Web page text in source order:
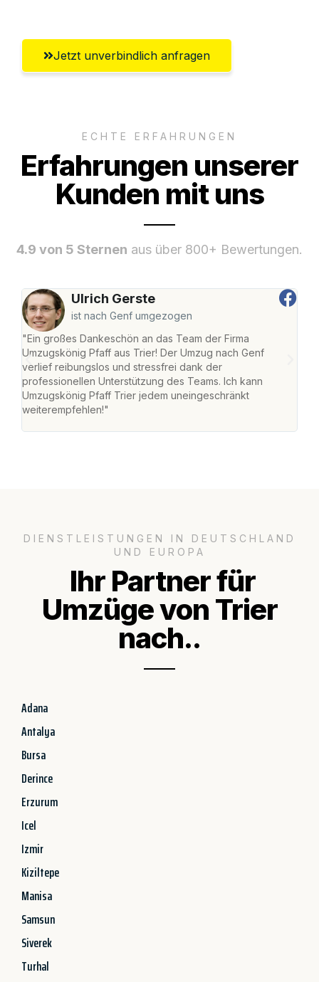
Jetzt unverbindlich anfragen
ECHTE ERFAHRUNGEN
Erfahrungen unserer
Kunden mit uns
4.9 von 5 Sternen aus über 800+ Bewertungen.
Ulrich Gerste
ist nach Genf umgezogen
"Ein großes Dankeschön an das Team der Firma
Umzugskönig Pfaff aus Trier! Der Umzug nach Genf
verlief reibungslos und stressfrei dank der
professionellen Unterstützung des Teams. Ich kann
Umzugskönig Pfaff Trier jedem uneingeschränkt
weiterempfehlen!"
DIENSTLEISTUNGEN IN DEUTSCHLAND
UND EUROPA
Ihr Partner für
Umzüge von Trier
nach..
Adana
Antalya
Bursa
Derince
Erzurum
Icel
Izmir
Kiziltepe
Manisa
Samsun
Siverek
Turhal